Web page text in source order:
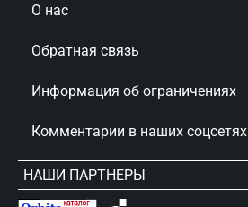
О нас
Обратная связь
Информация об ограничениях
Комментарии в наших соцсетях
НАШИ ПАРТНЕРЫ